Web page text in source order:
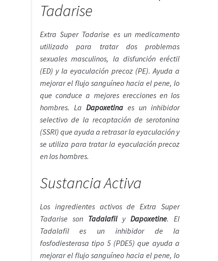
Tadarise
Extra Super Tadarise es un medicamento
utilizado para tratar dos problemas
sexuales masculinos, la disfunción eréctil
(ED) y la eyaculación precoz (PE). Ayuda a
mejorar el flujo sanguíneo hacia el pene, lo
que conduce a mejores erecciones en los
hombres. La Dapoxetina es un inhibidor
selectivo de la recaptación de serotonina
(SSRI) que ayuda a retrasar la eyaculación y
se utiliza para tratar la eyaculación precoz
en los hombres.
Sustancia Activa
Los ingredientes activos de Extra Super
Tadarise son Tadalafil yDapoxetine. El
Tadalafil es un inhibidor de la
fosfodiesterasa tipo 5 (PDE5) que ayuda a
mejorar el flujo sanguíneo hacia el pene, lo